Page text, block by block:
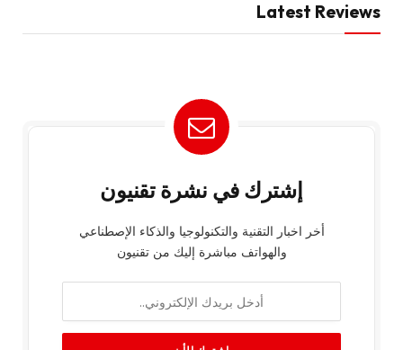
Latest Reviews
إشترك في نشرة تقنيون
أخر اخبار التقنية والتكنولوجيا والذكاء الإصطناعي
والهواتف مباشرة إليك من تقنيون